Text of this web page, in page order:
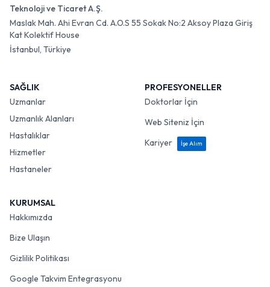
Teknoloji ve Ticaret A.Ş.
Maslak Mah. Ahi Evran Cd. A.O.S 55 Sokak No:2 Aksoy Plaza Giriş
Kat Kolektif House
İstanbul, Türkiye
SAĞLIK
Uzmanlar
Uzmanlık Alanları
Hastalıklar
Hizmetler
Hastaneler
PROFESYONELLER
Doktorlar İçin
Web Siteniz İçin
Kariyer
İşe Alım
KURUMSAL
Hakkımızda
Bize Ulaşın
Gizlilik Politikası
Google Takvim Entegrasyonu